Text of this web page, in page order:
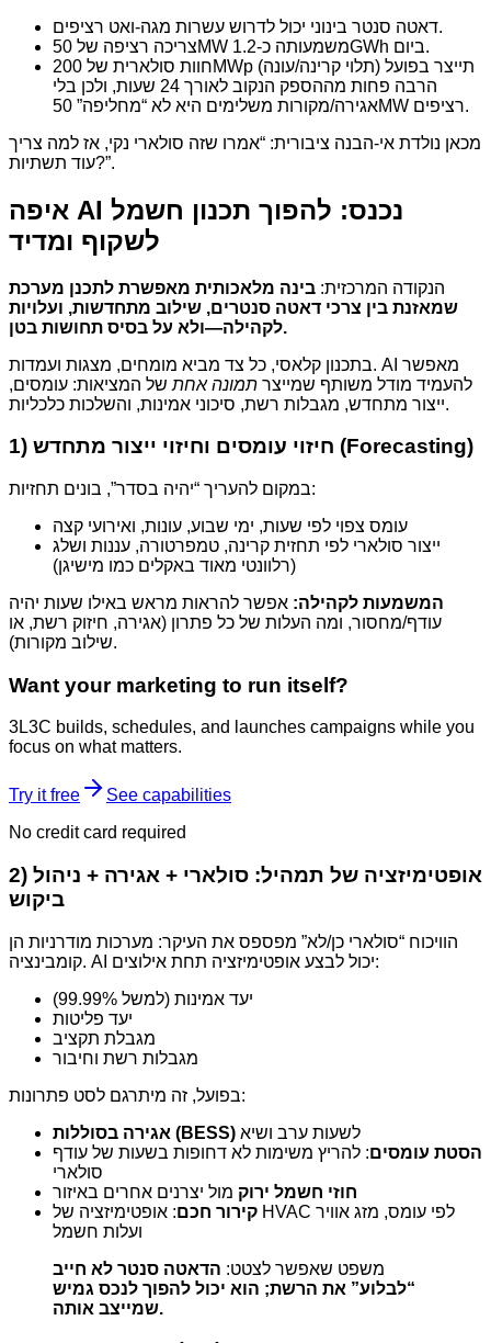
דאטה סנטר בינוני יכול לדרוש עשרות מגה-ואט רציפים.
צריכה רציפה של 50MW משמעותה כ-1.2GWh ביום.
חוות סולארית של 200MWp תייצר בפועל (תלוי קרינה/עונה)
הרבה פחות מההספק הנקוב לאורך 24 שעות, ולכן בלי
אגירה/מקורות משלימים היא לא “מחליפה” 50MW רציפים.
מכאן נולדת אי-הבנה ציבורית: “אמרו שזה סולארי נקי, אז למה צריך
עוד תשתיות?”.
איפה AI נכנס: להפוך תכנון חשמל
לשקוף ומדיד
הנקודה המרכזית: בינה מלאכותית מאפשרת לתכנן מערכת
שמאזנת בין צרכי דאטה סנטרים, שילוב מתחדשות, ועלויות
לקהילה—ולא על בסיס תחושות בטן.
בתכנון קלאסי, כל צד מביא מומחים, מצגות ועמדות. AI מאפשר
להעמיד מודל משותף שמייצר תמונה אחת של המציאות: עומסים,
ייצור מתחדש, מגבלות רשת, סיכוני אמינות, והשלכות כלכליות.
1) חיזוי עומסים וחיזוי ייצור מתחדש (Forecasting)
במקום להעריך “יהיה בסדר”, בונים תחזיות:
עומס צפוי לפי שעות, ימי שבוע, עונות, ואירועי קצה
ייצור סולארי לפי תחזית קרינה, טמפרטורה, עננות ושלג
(רלוונטי מאוד באקלים כמו מישיגן)
המשמעות לקהילה: אפשר להראות מראש באילו שעות יהיה
עודף/מחסור, ומה העלות של כל פתרון (אגירה, חיזוק רשת, או
שילוב מקורות).
Want your marketing to run itself?
3L3C builds, schedules, and launches campaigns while you
focus on what matters.
Try it free
See capabilities
No credit card required
2) אופטימיזציה של תמהיל: סולארי + אגירה + ניהול
ביקוש
הוויכוח “סולארי כן/לא” מפספס את העיקר: מערכות מודרניות הן
קומבינציה. AI יכול לבצע אופטימיזציה תחת אילוצים:
יעד אמינות (למשל 99.99%)
יעד פליטות
מגבלת תקציב
מגבלות רשת וחיבור
בפועל, זה מיתרגם לסט פתרונות:
אגירה בסוללות (BESS) לשעות ערב ושיא
הסטת עומסים: להריץ משימות לא דחופות בשעות של עודף
סולארי
חוזי חשמל ירוק מול יצרנים אחרים באיזור
קירור חכם: אופטימיזציה של HVAC לפי עומס, מזג אוויר
ועלות חשמל
משפט שאפשר לצטט: הדאטה סנטר לא חייב
“לבלוע” את הרשת; הוא יכול להפוך לנכס גמיש
שמייצב אותה.